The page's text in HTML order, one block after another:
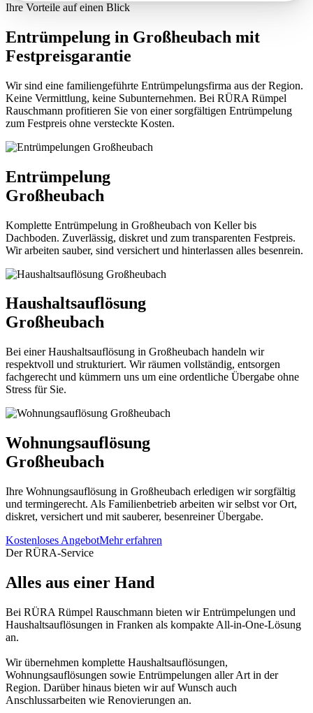
Ihre Vorteile auf einen Blick
Entrümpelung in Großheubach mit
Festpreisgarantie
Wir sind eine familiengeführte Entrümpelungsfirma aus der Region.
Keine Vermittlung, keine Subunternehmen. Bei RÜRA Rümpel
Rauschmann profitieren Sie von einer sorgfältigen Entrümpelung
zum Festpreis ohne versteckte Kosten.
Entrümpelung
Großheubach
Komplette Entrümpelung in Großheubach von Keller bis
Dachboden. Zuverlässig, diskret und zum transparenten Festpreis.
Wir arbeiten sauber, sind versichert und hinterlassen alles besenrein.
Haushaltsauflösung
Großheubach
Bei einer Haushaltsauflösung in Großheubach handeln wir
respektvoll und strukturiert. Wir räumen vollständig, entsorgen
fachgerecht und kümmern uns um eine ordentliche Übergabe ohne
Stress für Sie.
Wohnungsauflösung
Großheubach
Ihre Wohnungsauflösung in Großheubach erledigen wir sorgfältig
und termingerecht. Als Familienbetrieb arbeiten wir selbst vor Ort,
diskret, versichert und mit sauberer, besenreiner Übergabe.
Kostenloses AngebotMehr erfahren
Der RÜRA-Service
Alles aus einer Hand
Bei RÜRA Rümpel Rauschmann bieten wir Entrümpelungen und
Haushaltsauflösungen in Franken als kompakte All-in-One-Lösung
an.
Wir übernehmen komplette Haushaltsauflösungen,
Wohnungsauflösungen sowie Entrümpelungen aller Art in der
Region. Darüber hinaus bieten wir auf Wunsch auch
Anschlussarbeiten wie Renovierungen an.